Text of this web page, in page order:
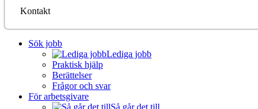
Kontakt
Sök jobb
Lediga jobb
Praktisk hjälp
Berättelser
Frågor och svar
För arbetsgivare
Så går det till